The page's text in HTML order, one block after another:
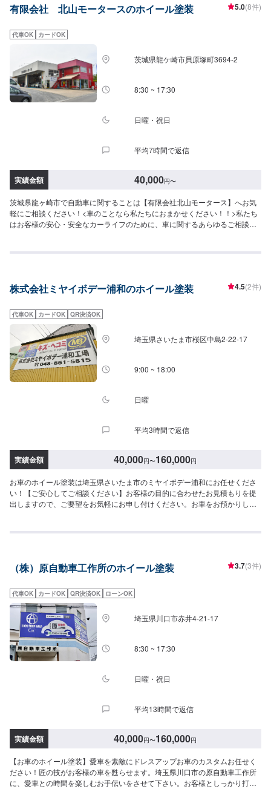
ドバイスを心掛けております。--------------------------------------------------【1】オ
作業開始【4】仕上がり次第納車-----納期について-----納期は通常3日～5日程
度で納車となります。納期は前後する場合がございます。予め、ご了承くだ
さい。-----代車について-----無料の代車をご用意しています。お車の作業中は
代車をご利用ください。※代車の燃料代はお客様にご負担いただいておりま
す。-----ご来店時の注意、受付方法-----当工場は太田桐生インターチェンジか
ら５分入庫の際はお気をつけてお越しください。駐車スペースは工場前の空
いているスペースに駐車してください。受付はスタッフへ「メンテモで予約
休日：日曜日営業時間：9:00~19:00
有限会社 北山モータースのホイール塗装 5.0(8件)
代車OK カードOK
茨城県龍ケ崎市貝原塚町3694-2
8:30 ~ 17:30
日曜・祝日
平均7時間で返信
実績金額 40,000円〜
茨城県龍ヶ崎市で自動車に関することは【有限会社北山モータース】へお気
軽にご相談ください！<車のことなら私たちにおまかせください！！>私たち
はお客様の安心・安全なカーライフのために、車に関するあらゆるご相談に
ンス、修理、保険相談まであらゆるご要望にお応えします。これからも信頼
ご納得いただければ作業開始【4】仕上がり次第納車-----納期について-----納
す。予めご了承ください。-----ご来店時の注意、受付方法-----入庫の際はお気
をつけてお越しください。駐車スペースは事務所前の空いているスペースに
駐車してください。受付はスタッフへ「メンテモで予約しました」とお伝え
ください。ご案内いたします。【定休日・営業時間】定休日：日曜日、祝
日、第二土曜日営業時間：8:30~17:30
株式会社ミヤイボデー浦和のホイール塗装 4.5(2件)
代車OK カードOK QR決済OK
埼玉県さいたま市桜区中島2-22-17
9:00 ~ 18:00
日曜
平均3時間で返信
実績金額 40,000円〜160,000円
お車のホイール塗装は埼玉県さいたま市のミヤイボデー浦和にお任せくださ
い！【ご安心してご相談ください】お客様の目的に合わせたお見積もりを提
出しますので、ご要望をお気軽にお申し付けください。お車をお預かりし
のことでご不明な点や、不安な点はしっかり伺い、丁寧に説明させていただ
ファーをいただいた後、ご入庫いただき、実車確認を経てお見積もりや作業
お問い合わせ【2】車の確認・お見積もりの作成【3】車のお預かり【4】修
理開始【5】修理終了・お支払い【6】アフターサポート【代車について】作
業中にお車が必要なお客様には、代車をお出しすることもできますので事前
にご相談ください。代車は、ご希望の車種がお選びいただけ、ほぼすべてに
ETC、ナビが付いております。※代車の燃料代はお客様にご負担いただいてお
ります。【定休日・営業時間】定休日：不定休日曜日はお問い合わせくださ
い。営業時間：9:00~18:00
（株）原自動車工作所のホイール塗装 3.7(3件)
代車OK カードOK QR決済OK ローンOK
埼玉県川口市赤井4-21-17
8:30 ~ 17:30
日曜・祝日
平均13時間で返信
実績金額 40,000円〜160,000円
【お車のホイール塗装】愛車を素敵にドレスアップお車のカスタムお任せく
ださい！匠の技がお客様の車を甦らせます。埼玉県川口市の原自動車工作所
に、愛車との時間を楽しむお手伝いをさせて下さい。お客様としっかり打ち